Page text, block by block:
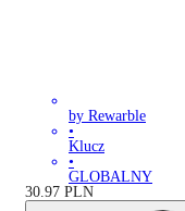
by Rewarble
•
Klucz
•
GLOBALNY
30.97 PLN